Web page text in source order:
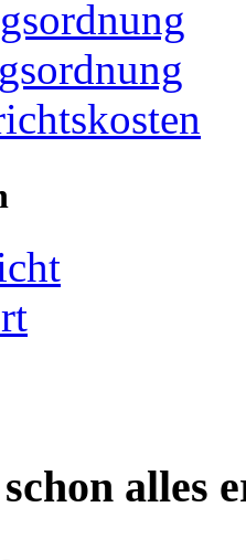
alles